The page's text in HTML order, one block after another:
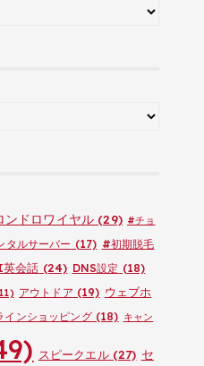
ンドロワイヤル (29) #チョ
タルサーバー (17) #初期脱毛
会話 (24) DNS設定 (18)
アウトドア (19) ウェブホ
インショッピング(18) キャン
スピークエル(27) セ